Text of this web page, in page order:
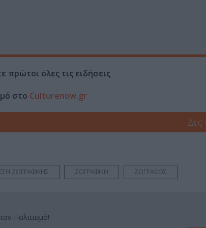
πρώτοι όλες τις ειδήσεις
στο Culturenow.gr
Δες
ΖΩΓΡΑΦΙΚΗΣ ΖΩΓΡΑΦΙΚΗ ΖΩΓΡΑΦΟΣ
Πολιτισμό!